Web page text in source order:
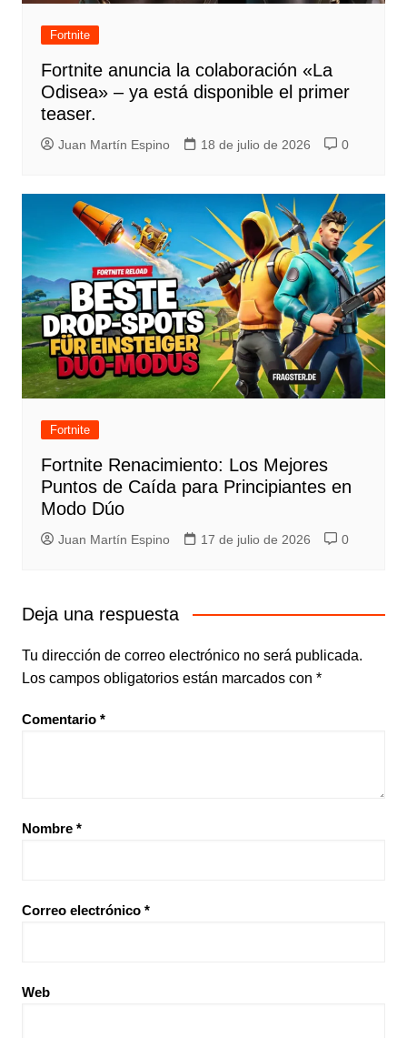
Fortnite
Fortnite anuncia la colaboración «La
Odisea» – ya está disponible el primer
teaser.
Juan Martín Espino 18 de julio de 2026 0
Fortnite
Fortnite Renacimiento: Los Mejores
Puntos de Caída para Principiantes en
Modo Dúo
Juan Martín Espino 17 de julio de 2026 0
Deja una respuesta
Tu dirección de correo electrónico no será publicada.
Los campos obligatorios están marcados con *
Comentario *
Nombre *
Correo electrónico *
Web